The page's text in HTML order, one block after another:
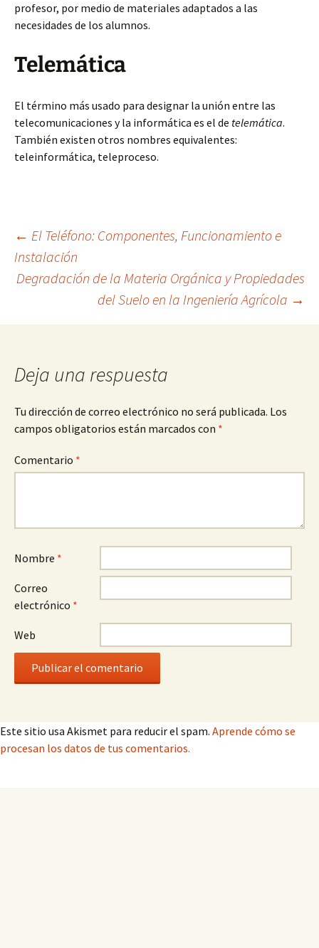
profesor, por medio de materiales adaptados a las
necesidades de los alumnos.
Telemática
El término más usado para designar la unión entre las
telecomunicaciones y la informática es el de telemática.
También existen otros nombres equivalentes:
teleinformática, teleproceso.
Navegación
de
entradas
← El Teléfono: Componentes, Funcionamiento e
Instalación
Degradación de la Materia Orgánica y Propiedades
del Suelo en la Ingeniería Agrícola →
Deja una respuesta
Tu dirección de correo electrónico no será publicada. Los
campos obligatorios están marcados con *
Comentario *
Nombre *
Correo
electrónico *
Web
Este sitio usa Akismet para reducir el spam. Aprende cómo se
procesan los datos de tus comentarios.